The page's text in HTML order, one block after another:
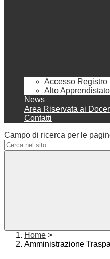
Accesso Registro
Alto Apprendistato
News
Area Riservata ai
Contatti
Campo di ricerca per le
Home >
Amministrazione